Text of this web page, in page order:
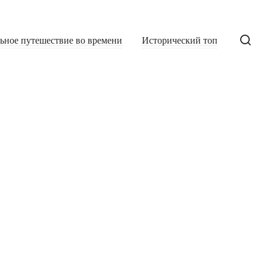
путешествие во времени Исторический топ